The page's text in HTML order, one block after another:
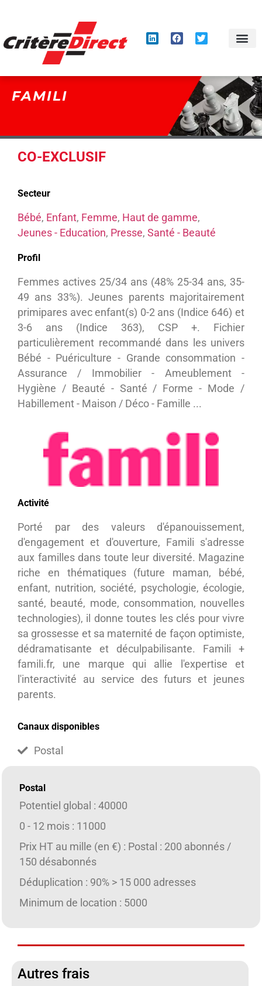
FAMILI
CO-EXCLUSIF
Secteur
Bébé, Enfant, Femme, Haut de gamme,
Jeunes - Education, Presse, Santé - Beauté
Profil
Femmes actives 25/34 ans (48% 25-34 ans, 35-
49 ans 33%). Jeunes parents majoritairement
primipares avec enfant(s) 0-2 ans (Indice 646) et
3-6 ans (Indice 363), CSP +. Fichier
particulièrement recommandé dans les univers
Bébé - Puériculture - Grande consommation -
Assurance / Immobilier - Ameublement -
Hygiène / Beauté - Santé / Forme - Mode /
Habillement - Maison / Déco - Famille ...
Activité
Porté par des valeurs d'épanouissement,
d'engagement et d'ouverture, Famili s'adresse
aux familles dans toute leur diversité. Magazine
riche en thématiques (future maman, bébé,
enfant, nutrition, société, psychologie, écologie,
santé, beauté, mode, consommation, nouvelles
technologies), il donne toutes les clés pour vivre
sa grossesse et sa maternité de façon optimiste,
dédramatisante et déculpabilisante. Famili +
famili.fr, une marque qui allie l'expertise et
l'interactivité au service des futurs et jeunes
parents.
Canaux disponibles
Postal
Postal
Potentiel global : 40000
0 - 12 mois : 11000
Prix HT au mille (en €) : Postal : 200 abonnés /
150 désabonnés
Déduplication : 90% > 15 000 adresses
Minimum de location : 5000
Autres frais